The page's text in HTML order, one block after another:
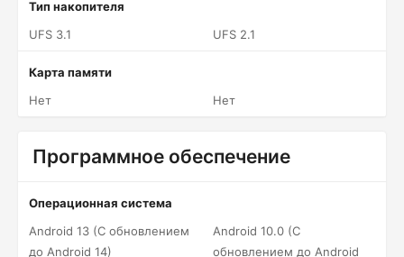
Тип накопителя
UFS 3.1
UFS 2.1
Карта памяти
Нет
Нет
Программное обеспечение
Операционная система
Android 13 (С обновлением
до Android 14)
Android 10.0 (С
обновлением до Android